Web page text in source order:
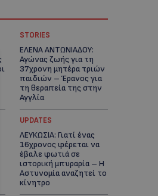
STORIES
ΕΛΕΝΑ ΑΝΤΩΝΙΑΔΟΥ:
Αγώνας ζωής για τη
37χρονη μητέρα τριών
παιδιών – Έρανος για
τη θεραπεία της στην
Αγγλία
UPDATES
ΛΕΥΚΩΣΙΑ: Γιατί ένας
16χρονος φέρεται να
έβαλε φωτιά σε
ιστορική μπυραρία – Η
Αστυνομία αναζητεί το
κίνητρο